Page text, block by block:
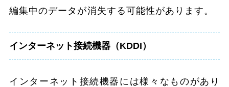
編集中のデータが消失する可能性があります。
インターネット接続機器（KDDI）
インターネット接続機器には様々なものがあり